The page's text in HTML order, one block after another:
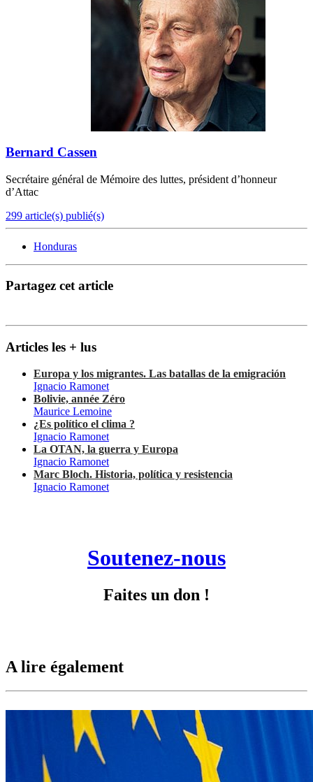
Bernard Cassen
Secrétaire général de Mémoire des luttes, président d’honneur
d’Attac
299 article(s) publié(s)
Honduras
Partagez cet article
Articles les + lus
Europa y los migrantes. Las batallas de la emigración
Ignacio Ramonet
Bolivie, année Zéro
Maurice Lemoine
¿Es político el clima ?
Ignacio Ramonet
La OTAN, la guerra y Europa
Ignacio Ramonet
Marc Bloch. Historia, política y resistencia
Ignacio Ramonet
Soutenez-nous
Faites un don !
A lire également